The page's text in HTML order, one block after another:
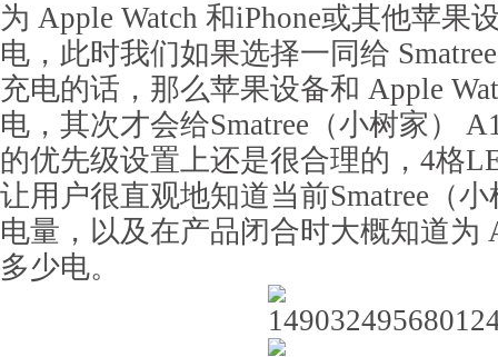
为 Apple Watch 和iPhone或其他苹果
电，此时我们如果选择一同给
充电的话，那么苹果设备和 Apple
电，其次才会给Smatree（小树家）
的优先级设置上还是很合理的，4格
让用户很直观地知道当前Smatree（
电量，以及在产品闭合时大概知道为
多少电。